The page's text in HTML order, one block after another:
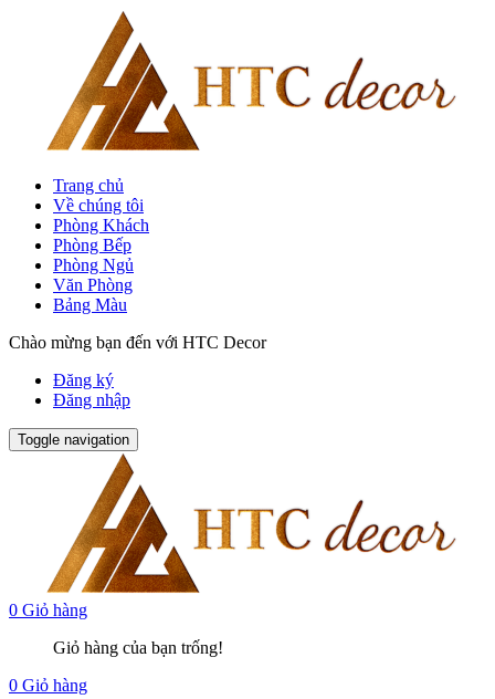
Trang chủ
Về chúng tôi
Phòng Khách
Phòng Bếp
Phòng Ngủ
Văn Phòng
Bảng Màu
Chào mừng bạn đến với HTC Decor
Đăng ký
Đăng nhập
Toggle navigation
0 Giỏ hàng
Giỏ hàng của bạn trống!
0 Giỏ hàng